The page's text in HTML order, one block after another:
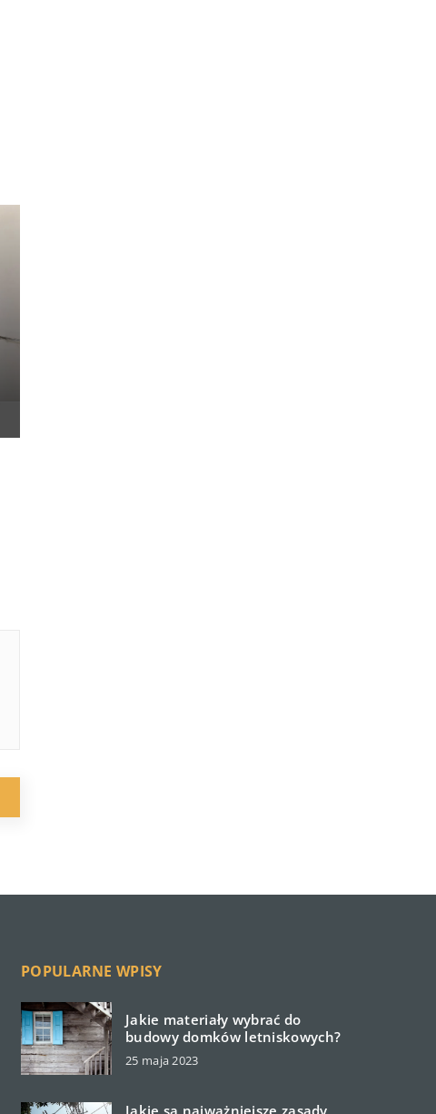
POPULARNE WPISY
Jakie materiały wybrać do
budowy domków letniskowych?
25 maja 2023